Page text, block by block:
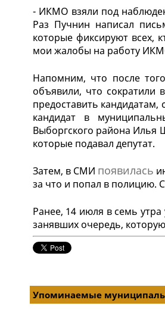
- ИКМО взяли под
Раз Пучнин написал
которые фиксируют всех,
мои жалобы на работу
Напомним, что после
объявили, что сократили
предоставить кандидатам,
кандидат в
Выборгского района
которые подавал депутат.
Затем, в СМИ появилась
за что и попал в полицию.
Ранее, 14 июля в семь
занявших очередь,
Упоминаемые